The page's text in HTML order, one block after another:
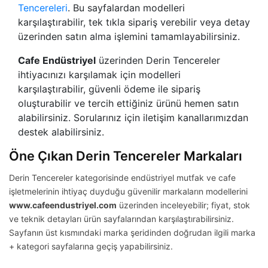
Tencereleri. Bu sayfalardan modelleri
karşılaştırabilir, tek tıkla sipariş verebilir veya detay
üzerinden satın alma işlemini tamamlayabilirsiniz.
Cafe Endüstriyel üzerinden Derin Tencereler
ihtiyacınızı karşılamak için modelleri
karşılaştırabilir, güvenli ödeme ile sipariş
oluşturabilir ve tercih ettiğiniz ürünü hemen satın
alabilirsiniz. Sorularınız için iletişim kanallarımızdan
destek alabilirsiniz.
Öne Çıkan Derin Tencereler Markaları
Derin Tencereler kategorisinde endüstriyel mutfak ve cafe
işletmelerinin ihtiyaç duyduğu güvenilir markaların modellerini
www.cafeendustriyel.com üzerinden inceleyebilir; fiyat, stok
ve teknik detayları ürün sayfalarından karşılaştırabilirsiniz.
Sayfanın üst kısmındaki marka şeridinden doğrudan ilgili marka
+ kategori sayfalarına geçiş yapabilirsiniz.